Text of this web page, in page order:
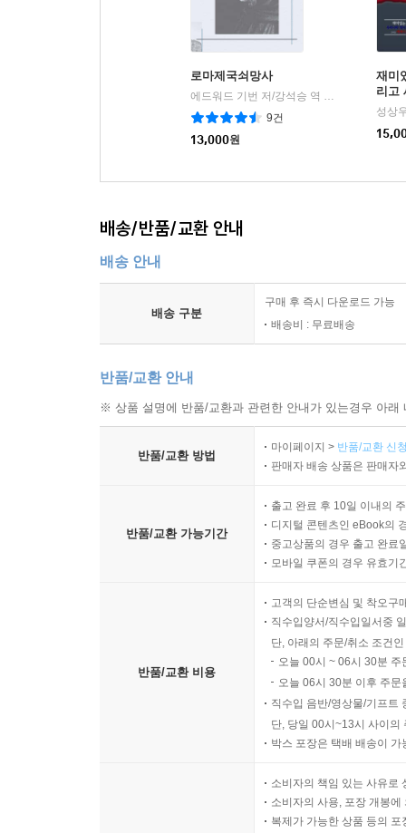
로마제국쇠망사
에드워드 기번 저/강석승 역 | 동서문화사
9건
13,000원
재미
리고
성상
배송/반품/교환 안내
배송 안내
배송 구분
구매 후 즉시 다운로드 가능
배송비 : 무료배송
반품/교환 안내
※ 상품 설명에 반품/교환과 관련한 안내가 있는경우 아
반품/교환 방법
마이페이지 > 반품/교환 신
판매자 배송 상품은 판매자
반품/교환 가능기간
출고 완료 후 10일 이내의
디지털 콘텐츠인 eBook의
중고상품의 경우 출고 완료
모바일 쿠폰의 경우 유효기
반품/교환 비용
고객의 단순변심 및 착오구
직수입양서/직수입일서중
단, 아래의 주문/취소 조건
오늘 00시 ~ 06시 30분
오늘 06시 30분 이후 주
직수입 음반/영상물/기프트
단, 당일 00시~13시 사이의
박스 포장은 택배 배송이
소비자의 책임 있는 사유로
소비자의 사용, 포장 개봉
복제가 가능한 상품 등의